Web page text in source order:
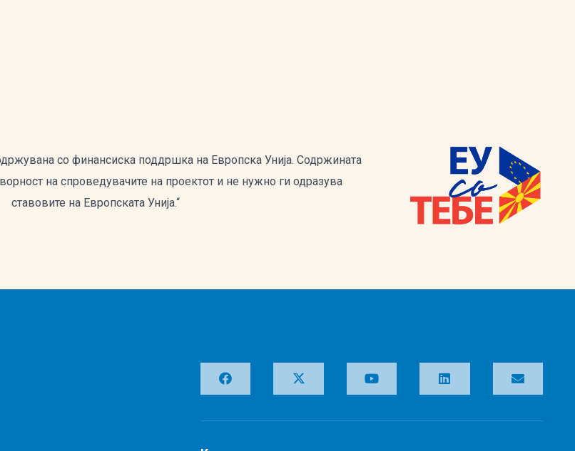
со финансиска поддршка на Европска Унија. Содржината
на спроведувачите на проектот и не нужно ги одразува
ставовите на Европската Унија.“